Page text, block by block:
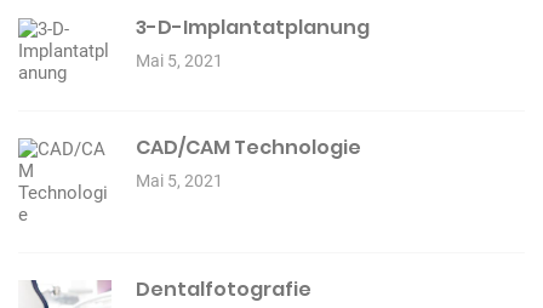
3-D-Implantatplanung
Mai 5, 2021
CAD/CAM Technologie
Mai 5, 2021
Dentalfotografie